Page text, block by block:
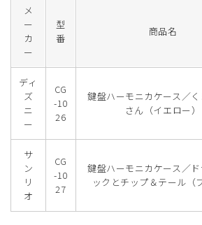
メ
ー
カ
ー
型
番
商品名
ディ
ズ
ニ
ー
CG
-10
26
鍵盤ハーモニカケース／
さん（イエロー）
サ
ン
リ
オ
CG
-10
27
鍵盤ハーモニカケース／
ックとチップ＆テール（